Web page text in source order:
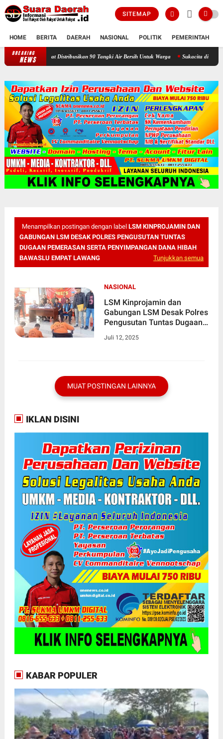
SITEMAP
HOME BERITA DAERAH NASIONAL POLITIK PEMERINTAH
BREAKING
NEWS Selama Kemarau : Posko Relawan Ganefo Tangen Mencatat
Menampilkan postingan dengan label LSM KINPROJAMIN DAN
GABUNGAN LSM DESAK POLRES PENGUSUTAN TUNTAS
DUGAAN PEMERASAN SERTA PENYIMPANGAN DANA HIBAH
BAWASLU EMPAT LAWANG
Tunjukkan semua
NASIONAL
LSM Kinprojamin dan
Gabungan LSM Desak Polres
Pengusutan Tuntas Dugaan
Penyimpangan Dana Hibah
Juli 12, 2025
MUAT POSTINGAN LAINNYA
IKLAN DISINI
KABAR POPULER